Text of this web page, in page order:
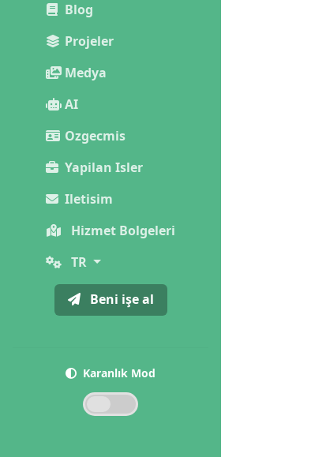
Blog
Projeler
Medya
AI
Ozgecmis
Yapilan Isler
Iletisim
Hizmet Bolgeleri
TR
Beni işe al
Karanlık Mod